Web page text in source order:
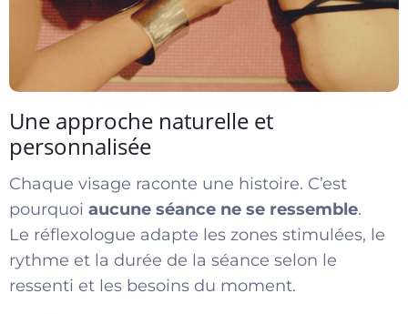
Une approche naturelle et
personnalisée
Chaque visage raconte une histoire. C’est
pourquoi aucune séance ne se ressemble.
Le réflexologue adapte les zones stimulées, le
rythme et la durée de la séance selon le
ressenti et les besoins du moment.